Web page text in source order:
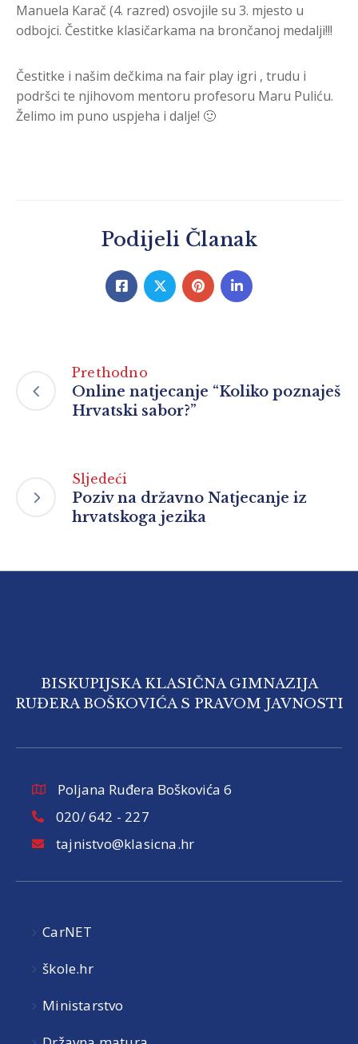
Manuela Karač (4. razred) osvojile su 3. mjesto u
odbojci. Čestitke klasičarkama na brončanoj medalji!!!
Čestitke i našim dečkima na fair play igri , trudu i
podršci te njihovom mentoru profesoru Maru Puliću.
Želimo im puno uspjeha i dalje! 🙂
Podijeli Članak
Prethodno
Online natjecanje “Koliko poznaješ
Hrvatski sabor?”
Sljedeći
Poziv na državno Natjecanje iz
hrvatskoga jezika
BISKUPIJSKA KLASIČNA GIMNAZIJA
RUĐERA BOŠKOVIĆA S PRAVOM JAVNOSTI
Poljana Ruđera Boškovića 6
020/ 642 - 227
tajnistvo@klasicna.hr
CarNET
škole.hr
Ministarstvo